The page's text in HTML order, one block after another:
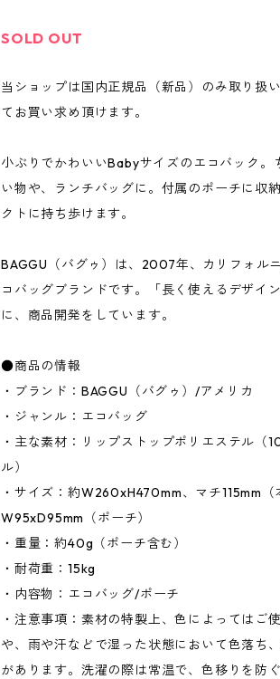
SOLD OUT
当ショップは国内正規品（新品）のみ取り扱
てお買い求め頂けます。
小ぶりでかわいいBabyサイズのエコバック。
い物や、ランチバッグに。付属のポーチに収
クトに持ち歩けます。
BAGGU（バグゥ）は、2007年、カリフォル
コバッグブランドです。「長く使えるデザイ
に、商品開発をしています。
●商品の情報
・ブランド：BAGGU（バグゥ）/アメリカ
・ジャンル：エコバッグ
・主な素材：リップストップポリエステル（
ル）
・サイズ：約W260xH470mm、マチ115mm（
W95xD95mm（ポーチ）
・重量：約40g（ポーチ含む）
・耐荷重：15kg
・内容物：エコバッグ/ポーチ
・注意事項：素材の特製上、色によってはご
や、雨や汗などで湿った状態において色落ち
があります。洗濯の際は常温で、色移りを防